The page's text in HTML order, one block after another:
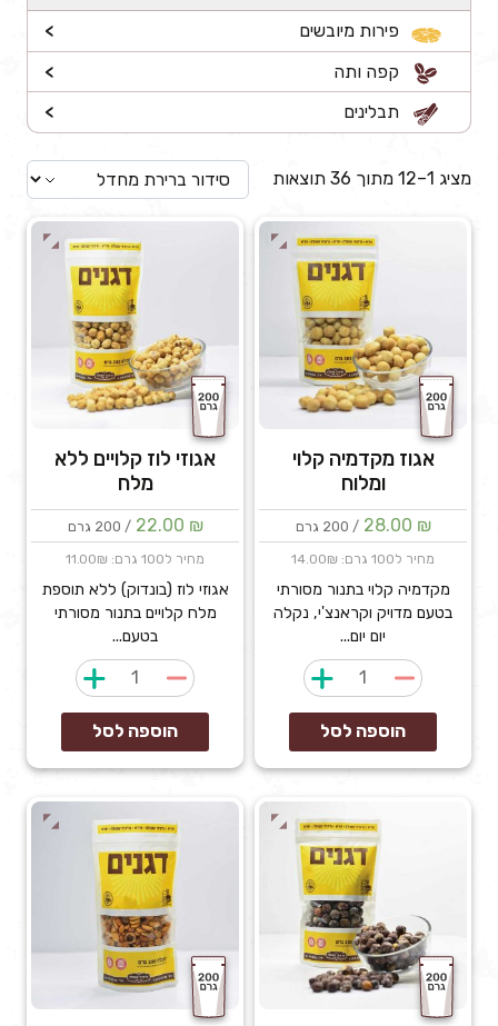
פירות מיובשים
>
קפה ותה
>
תבלינים
>
מציג 1–12 מתוך 36 תוצאות
אגוז מקדמיה קלוי
ומלוח
28.00 ₪ / 200 גרם
מחיר ל100 גרם: 14.00₪
מקדמיה קלוי בתנור מסורתי
בטעם מדויק וקראנצ'י, נקלה
יום יום...
כמות
של
אגוז
מקדמיה
קלוי
הוספה לסל
אגוזי לוז קלויים ללא
מלח
22.00 ₪ / 200 גרם
מחיר ל100 גרם: 11.00₪
אגוזי לוז (בונדוק) ללא תוספת
מלח קלויים בתנור מסורתי
בטעם...
כמות
של
אגוזי
לוז
קלויים
ללא
מלח
הוספה לסל